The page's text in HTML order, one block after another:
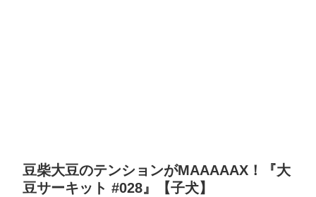
豆柴大豆のテンションがMAAAAAX！『大
豆サーキット #028』【子犬】